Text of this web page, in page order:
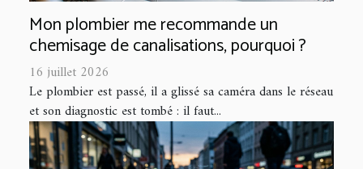
Mon plombier me recommande un
chemisage de canalisations, pourquoi ?
16 juillet 2026
Le plombier est passé, il a glissé sa caméra dans le réseau
et son diagnostic est tombé : il faut...